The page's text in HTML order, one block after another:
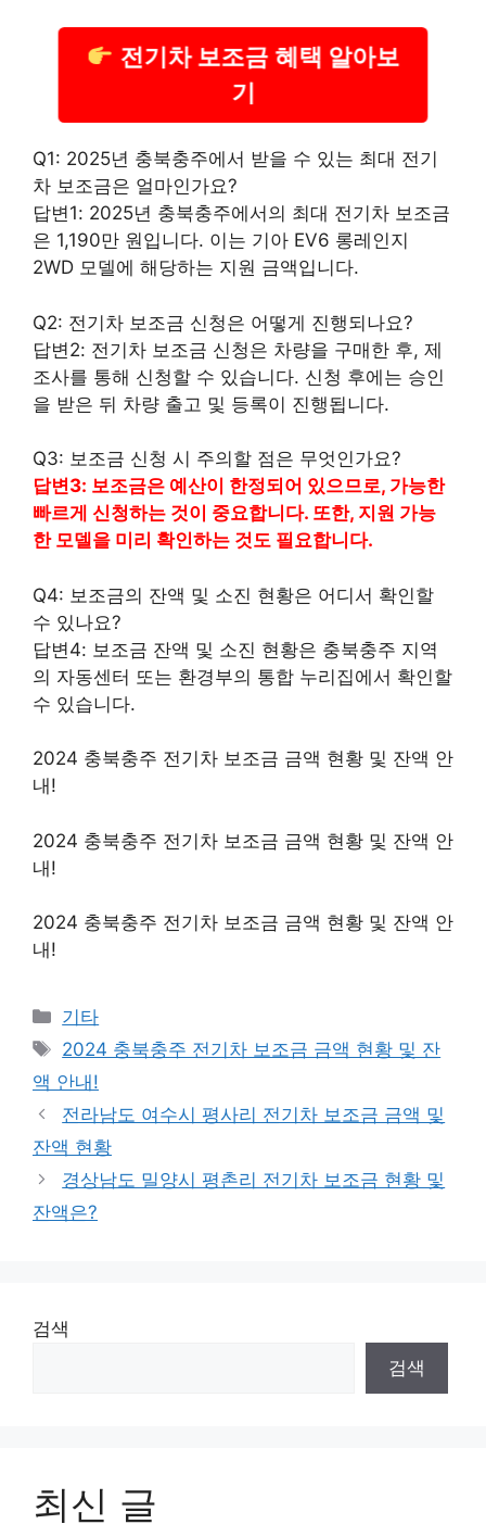
전기차 보조금 혜택 알아보
기
Q1: 2025년 충북충주에서 받을 수 있는 최대 전기
차 보조금은 얼마인가요?
답변1: 2025년 충북충주에서의 최대 전기차 보조금
은 1,190만 원입니다. 이는 기아 EV6 롱레인지
2WD 모델에 해당하는 지원 금액입니다.
Q2: 전기차 보조금 신청은 어떻게 진행되나요?
답변2: 전기차 보조금 신청은 차량을 구매한 후, 제
조사를 통해 신청할 수 있습니다. 신청 후에는 승인
을 받은 뒤 차량 출고 및 등록이 진행됩니다.
Q3: 보조금 신청 시 주의할 점은 무엇인가요?
답변3: 보조금은 예산이 한정되어 있으므로, 가능한
빠르게 신청하는 것이 중요합니다. 또한, 지원 가능
한 모델을 미리 확인하는 것도 필요합니다.
Q4: 보조금의 잔액 및 소진 현황은 어디서 확인할
수 있나요?
답변4: 보조금 잔액 및 소진 현황은 충북충주 지역
의 자동센터 또는 환경부의 통합 누리집에서 확인할
수 있습니다.
2024 충북충주 전기차 보조금 금액 현황 및 잔액 안
내!
2024 충북충주 전기차 보조금 금액 현황 및 잔액 안
내!
2024 충북충주 전기차 보조금 금액 현황 및 잔액 안
내!
Categories
기타
Tags
2024 충북충주 전기차 보조금 금액 현황 및 잔
액 안내!
전라남도 여수시 평사리 전기차 보조금 금액 및
잔액 현황
경상남도 밀양시 평촌리 전기차 보조금 현황 및
잔액은?
검색
검색
최신 글